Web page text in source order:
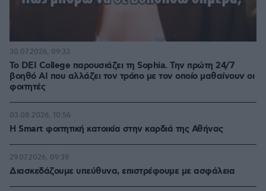
Το DEI College παρουσιάζει τη Sophia. Την πρώτη 24/7
βοηθό AI που αλλάζει τον τρόπο με τον οποίο μαθαίνουν οι
φοιτητές
30.07.2026, 09:33
Η Smart φοιτητική κατοικία στην καρδιά της Αθήνας
03.08.2026, 10:56
Διασκεδάζουμε υπεύθυνα, επιστρέφουμε με ασφάλεια
29.07.2026, 09:39